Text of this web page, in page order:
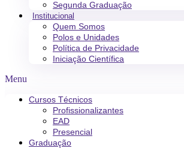
Segunda Graduação
Institucional
Quem Somos
Polos e Unidades
Política de Privacidade
Iniciação Científica
Menu
Cursos Técnicos
Profissionalizantes
EAD
Presencial
Graduação